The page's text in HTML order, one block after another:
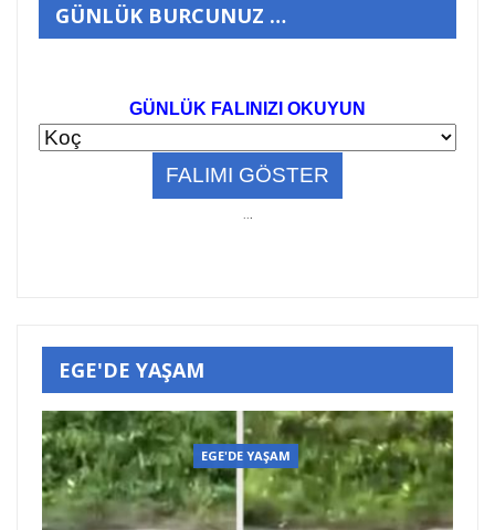
GÜNLÜK BURCUNUZ …
GÜNLÜK FALINIZI OKUYUN
...
EGE'DE YAŞAM
EGE'DE YAŞAM